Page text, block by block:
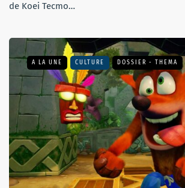
de Koei Tecmo…
A LA UNE CULTURE DOSSIER - THEMA